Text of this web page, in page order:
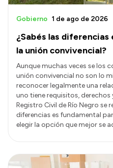
¿Sabés las
la unión convivencial?
Gobierno 1 de ago de 2026
Aunque muchas veces se los
unión convivencial no son lo
reconocer legalmente una
uno tiene requisitos, derechos
Registro Civil de Río Negro se
diferencias es fundamental
elegir la opción que mejor se